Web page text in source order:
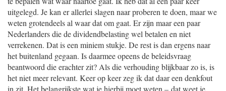
uitgelegd. Je kan er allerlei slagen naar proberen te doen, maar we
weten grotendeels al waar dat om gaat. Er zijn maar een paar
Nederlanders die de dividendbelasting wel betalen en niet
verrekenen. Dat is een miniem stukje. De rest is dan ergens naar
het buitenland gegaan. Is daarmee opeens de beleidsvraag
beantwoord die erachter zit? Als die verhouding blijkbaar zo is, is
het niet meer relevant. Keer op keer zeg ik dat daar een denkfout
in zit. Het belangrijkste wat je hierbij moet weten – dat weet je